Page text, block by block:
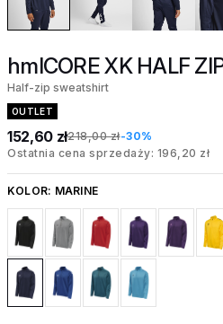
hmlCORE XK HALF
Half-zip sweatshirt
OUTLET
152,60 zł218,00 zł-30%
Ostatnia cena sprzedaży: 196,20 zł
KOLOR: MARINE